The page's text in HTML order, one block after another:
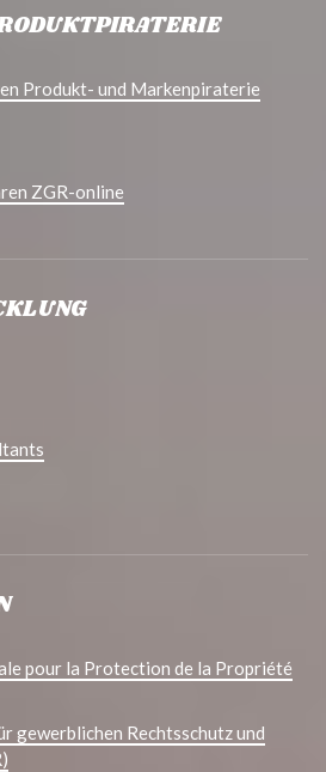
Produkt- und Markenpiraterie
ZGR-online
pour la Protection de la Propriété
gewerblichen Rechtsschutz und